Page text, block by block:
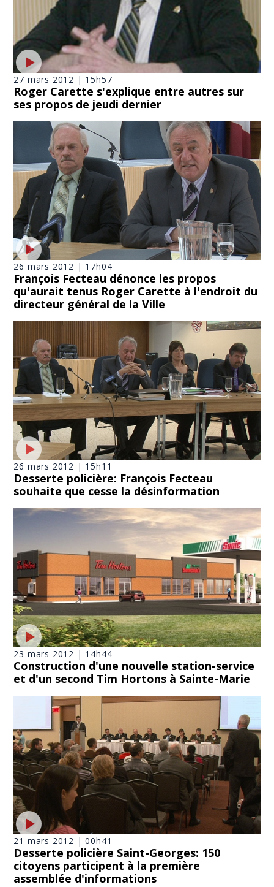
27 mars 2012 | 15h57
Roger Carette s'explique entre autres sur
ses propos de jeudi dernier
26 mars 2012 | 17h04
François Fecteau dénonce les propos
qu'aurait tenus Roger Carette à l'endroit du
directeur général de la Ville
26 mars 2012 | 15h11
Desserte policière: François Fecteau
souhaite que cesse la désinformation
23 mars 2012 | 14h44
Construction d'une nouvelle station-service
et d'un second Tim Hortons à Sainte-Marie
21 mars 2012 | 00h41
Desserte policière Saint-Georges: 150
citoyens participent à la première
assemblée d'informations